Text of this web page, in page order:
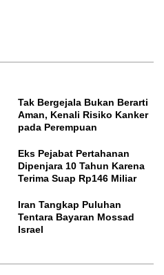
Tak Bergejala Bukan Berarti
Aman, Kenali Risiko Kanker
pada Perempuan
Eks Pejabat Pertahanan
Dipenjara 10 Tahun Karena
Terima Suap Rp146 Miliar
Iran Tangkap Puluhan
Tentara Bayaran Mossad
Israel